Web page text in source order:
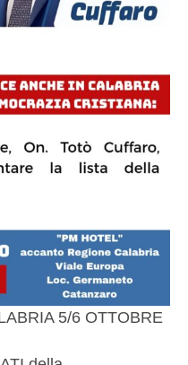
5/6 OTTOBRE